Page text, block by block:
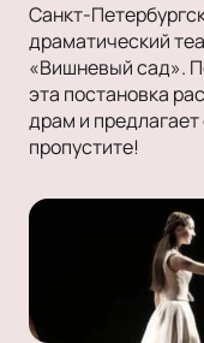
Санкт-
драматический
«Вишневый сад».
эта постановка
драм и
пропустите!